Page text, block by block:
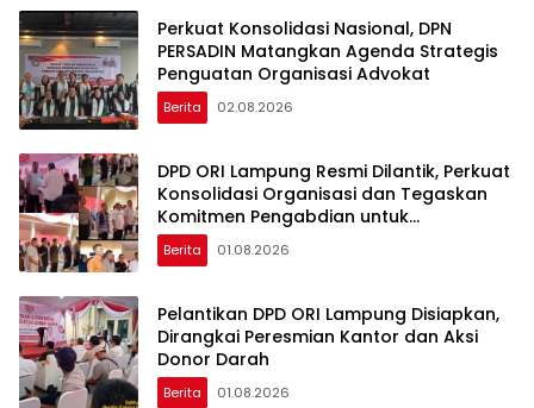
Perkuat Konsolidasi Nasional, DPN
PERSADIN Matangkan Agenda Strategis
Penguatan Organisasi Advokat
Berita 02.08.2026
DPD ORI Lampung Resmi Dilantik, Perkuat
Konsolidasi Organisasi dan Tegaskan
Komitmen Pengabdian untuk
Masyarakat
Berita 01.08.2026
Pelantikan DPD ORI Lampung Disiapkan,
Dirangkai Peresmian Kantor dan Aksi
Donor Darah
Berita 01.08.2026